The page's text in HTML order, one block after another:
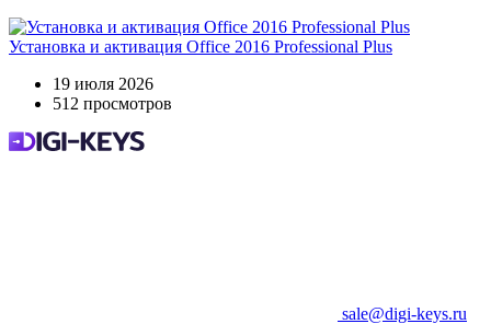
Установка и активация Office 2016 Professional Plus
19 июля 2026
512 просмотров
sale@digi-keys.ru